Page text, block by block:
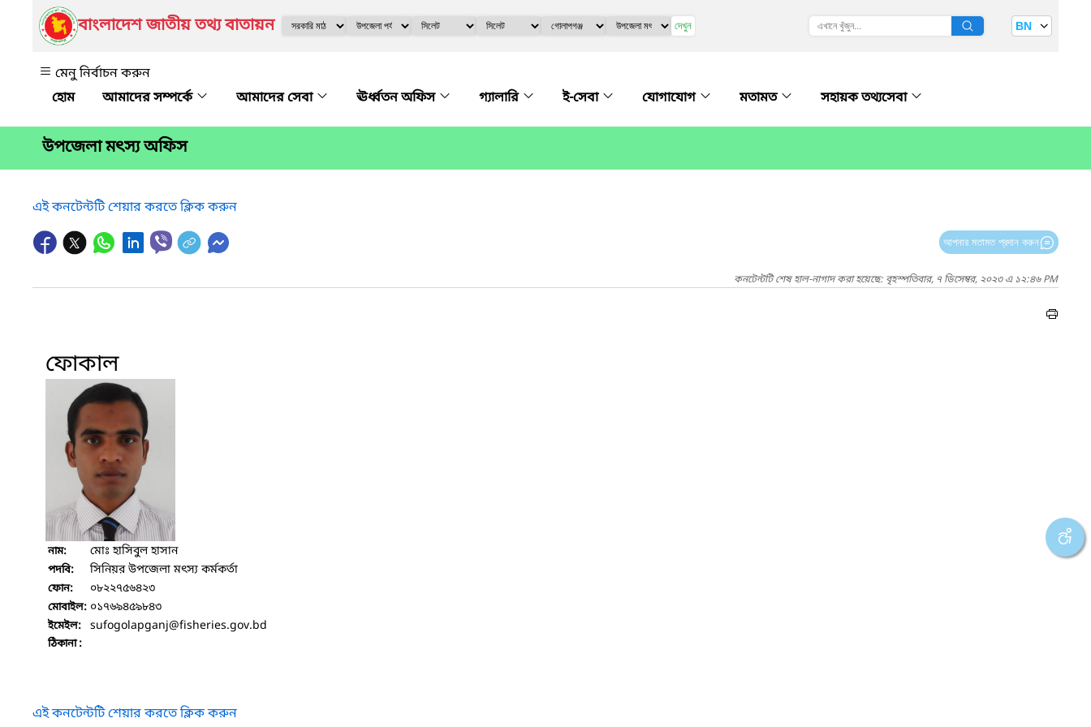
বাংলাদেশ জাতীয় তথ্য বাতায়ন দেখুন BN
মেনু নির্বাচন করুন
আমাদের সম্পর্কে
আমাদের সেবা ঊর্ধ্বতন অফিস গ্যালারি ই-সেবা যোগাযোগ মতামত সহায়ক তথ্যসেবা
উপজেলা মৎস্য অফিস
এই কনটেন্টটি শেয়ার করতে ক্লিক করুন
আপনার মতামত প্রদান করুন
কনটেন্টটি শেষ হাল-নাগাদ করা হয়েছে: বৃহস্পতিবার, ৭ ডিসেম্বর, ২০২৩ এ ১২:৪৬ PM
ফোকাল
নাম: মোঃ হাসিবুল হাসান
পদবি: সিনিয়র উপজেলা মৎস্য কর্মকর্তা
ফোন: ০৮২২৭৫৬৪২৩
মোবাইল: ০১৭৬৯৪৫৯৮৪৩
ইমেইল: sufogolapganj@fisheries.gov.bd
ঠিকানা :
এই কনটেন্টটি শেয়ার করতে ক্লিক করুন